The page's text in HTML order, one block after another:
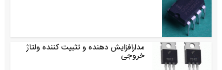
مدارافزایش دهنده و تثبیت کننده ولتاژ
خروجی